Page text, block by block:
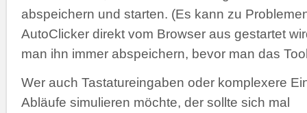
abspeichern und starten. (Es kann zu
AutoClicker direkt vom Browser aus gestartet
man ihn immer abspeichern, bevor man das
Wer auch Tastatureingaben oder komplexere
Abläufe simulieren möchte, der sollte sich mal